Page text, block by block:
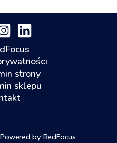
strony
sklepu
by RedFocus